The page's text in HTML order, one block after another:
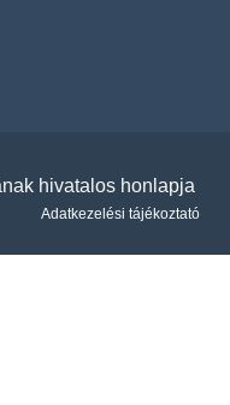
hivatalos honlapja
Adatkezelési tájékoztató